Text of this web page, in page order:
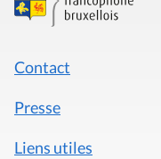
Contact
Presse
Liens utiles